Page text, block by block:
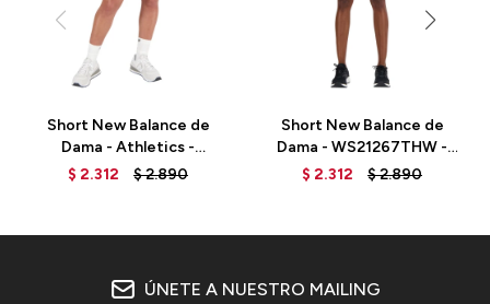
Short New Balance de
Dama - Athletics -
WS33500ACK - BLACK
$ 2.312 $2.890
Short New Balance de
Dama - WS21267THW -
GREEN
$ 2.312 $2.890
ÚNETE A NUESTRO MAILING